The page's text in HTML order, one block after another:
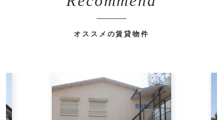
オススメの賃貸物件